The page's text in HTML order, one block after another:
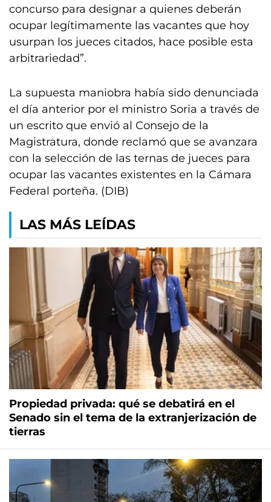
concurso para designar a quienes deberán
ocupar legítimamente las vacantes que hoy
usurpan los jueces citados, hace posible esta
arbitrariedad”.
La supuesta maniobra había sido denunciada
el día anterior por el ministro Soria a través de
un escrito que envió al Consejo de la
Magistratura, donde reclamó que se avanzara
con la selección de las ternas de jueces para
ocupar las vacantes existentes en la Cámara
Federal porteña. (DIB)
LAS MÁS LEÍDAS
Propiedad privada: qué se debatirá en el
Senado sin el tema de la extranjerización de
tierras